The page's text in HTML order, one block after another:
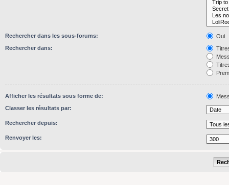
Rechercher dans les sous-forums:
Oui
Rechercher dans:
Afficher les résultats sous forme de:
Classer les résultats par:
Rechercher depuis:
Renvoyer les: